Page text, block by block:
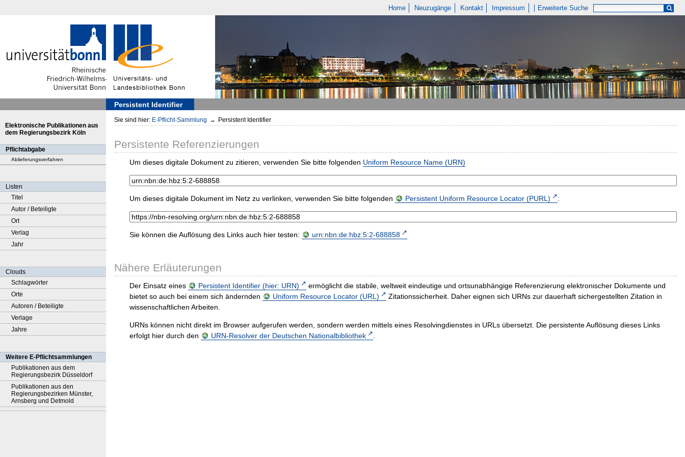
Home Neuzugänge Kontakt Impressum Erweiterte Suche
Persistent Identifier
Elektronische Publikationen aus
dem Regierungsbezirk Köln
Pflichtabgabe
Ablieferungsverfahren
Listen
Titel
Autor / Beteiligte
Ort
Verlag
Jahr
Clouds
Schlagwörter
Orte
Autoren / Beteiligte
Verlage
Jahre
Weitere E-Pflichtsammlungen
Publikationen aus dem
Regierungsbezirk Düsseldorf
Publikationen aus den
Regierungsbezirken Münster,
Arnsberg und Detmold
Sie sind hier: E-Pflicht-Sammlung → Persistent Identifier
Persistente Referenzierungen
Um dieses digitale Dokument zu zitieren, verwenden Sie bitte folgenden Uniform Resource Name (URN)
Um dieses digitale Dokument im Netz zu verlinken, verwenden Sie bitte folgenden Persistent Uniform Resource Locator (PURL) :
Sie können die Auflösung des Links auch hier testen: urn:nbn:de:hbz:5:2-688858
Nähere Erläuterungen
Der Einsatz eines Persistent Identifier (hier: URN)
ermöglicht die stabile, weltweit eindeutige und ortsunabhängige Referenzierung elektronischer Dokumente und
bietet so auch bei einem sich ändernden
Uniform Resource Locator (URL)
Zitationssicherheit. Daher eignen sich URNs zur dauerhaft sichergestellten Zitation in
wissenschaftlichen Arbeiten.
URNs können nicht direkt im Browser aufgerufen werden, sondern werden mittels eines Resolvingdienstes in URLs übersetzt. Die persistente Auflösung dieses Links
erfolgt hier durch den
URN-Resolver der Deutschen Nationalbibliothek .